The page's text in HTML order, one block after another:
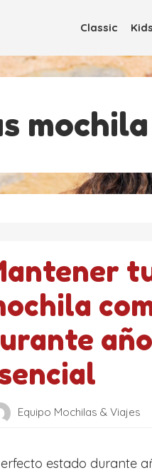
Classic Kids
mochila
Equipo Mochilas & Viajes
estado durante